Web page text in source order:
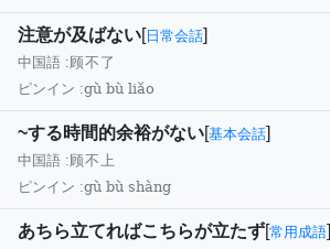
注意が及ばない[ 日常会話]
中国語 : 顾不了
ピンイン :gù bù liǎo
~する時間的余裕がない[基本会話]
中国語 : 顾不上
ピンイン :gù bù shàng
あちら立てればこちらが立たず[常用成語]